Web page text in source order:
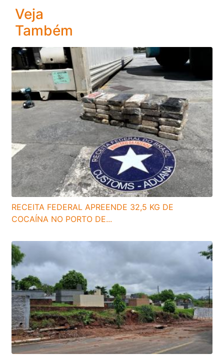
Veja
Também
RECEITA FEDERAL APREENDE 32,5 KG DE
COCAÍNA NO PORTO DE...